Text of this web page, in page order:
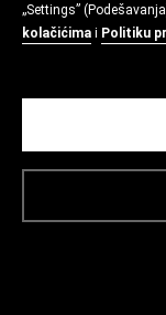
„Settings”
kolačićima i Politiku